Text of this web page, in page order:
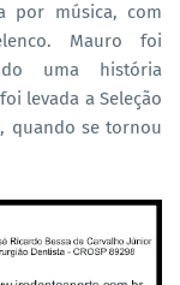
por música, com
Mauro foi
uma história
levada a Seleção
quando se tornou